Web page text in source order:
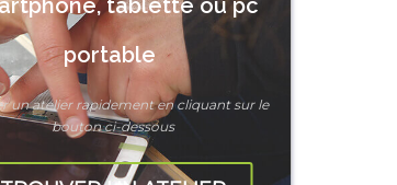
tablette ou pc
portable
un atelier rapidement en cliquant sur le
bouton ci-dessous